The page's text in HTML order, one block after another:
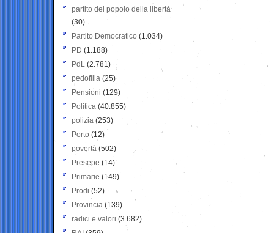
partito del popolo della libertà
(30)
Partito Democratico (1.034)
PD (1.188)
PdL (2.781)
pedofilia (25)
Pensioni (129)
Politica (40.855)
polizia (253)
Porto (12)
povertà (502)
Presepe (14)
Primarie (149)
Prodi (52)
Provincia (139)
radici e valori (3.682)